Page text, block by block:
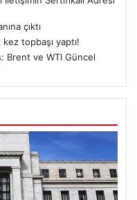
çıktı
topbaşı yaptı!
Brent ve WTI Güncel